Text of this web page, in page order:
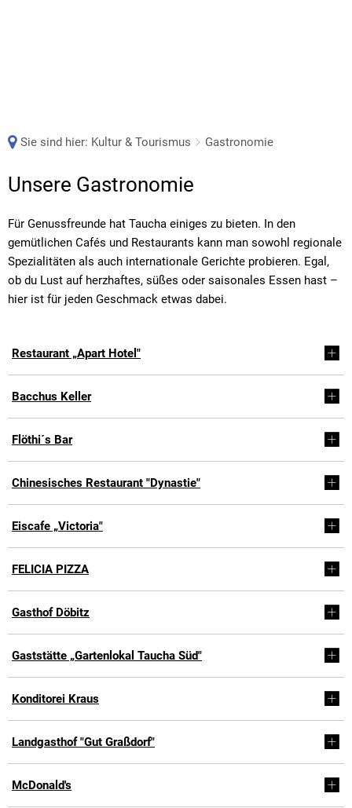
Sie sind hier: Kultur & Tourismus Gastronomie
Gastronomie
Unsere Gastronomie
Für Genussfreunde hat Taucha einiges zu bieten. In den
gemütlichen Cafés und Restaurants kann man sowohl regionale
Spezialitäten als auch internationale Gerichte probieren. Egal,
ob du Lust auf herzhaftes, süßes oder saisonales Essen hast –
hier ist für jeden Geschmack etwas dabei.
Restaurant „Apart Hotel"
Bacchus Keller
Flöthi´s Bar
Chinesisches Restaurant "Dynastie"
Eiscafe „Victoria"
FELICIA PIZZA
Gasthof Döbitz
Gaststätte „Gartenlokal Taucha Süd"
Konditorei Kraus
Landgasthof "Gut Graßdorf"
McDonald's